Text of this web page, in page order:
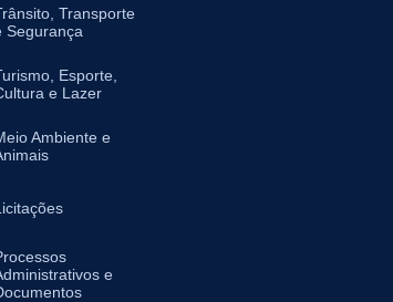
Transporte
Segurança
Esporte,
e Lazer
Ambiente e
e